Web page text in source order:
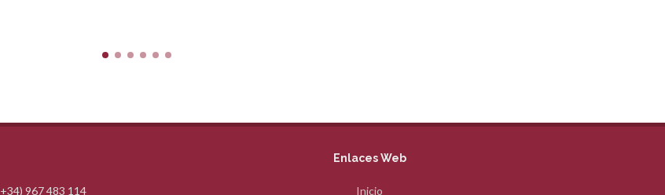
967 483 114
Enlaces Web
Inicio